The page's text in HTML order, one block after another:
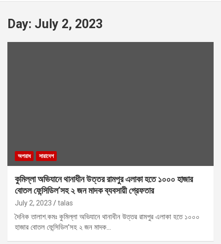
Day: July 2, 2023
অপরাধ সারাদেশ
কুমিল্লা অভিযানে থানাধীন উত্তর রামপুর এলাকা হতে ১০০০ হাজার
বোতল ফেন্সিডিল’সহ ২ জন মাদক ব্যবসায়ী গ্রেফতার
July 2, 2023 talas
দৈনিক তালাশ.কমঃ কুমিল্লা অভিযানে থানাধীন উত্তর রামপুর এলাকা হতে ১০০০
হাজার বোতল ফেন্সিডিল’সহ ২ জন মাদক…